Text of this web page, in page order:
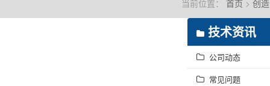
当前位置： 首页 > 创
技术资讯
公司动态
常见问题